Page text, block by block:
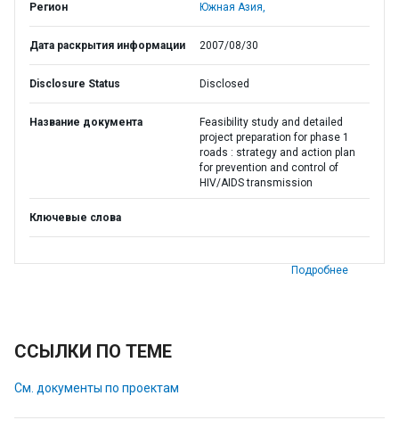
Регион Южная Азия,
Дата раскрытия информации 2007/08/30
Disclosure Status Disclosed
Название документа
Feasibility study and detailed
project preparation for phase 1
roads : strategy and action plan
for prevention and control of
HIV/AIDS transmission
Ключевые слова
Подробнее
ССЫЛКИ ПО ТЕМЕ
См. документы по проектам